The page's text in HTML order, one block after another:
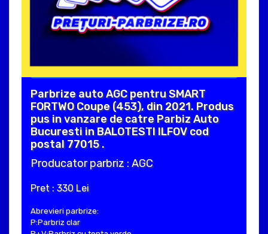
Parbrize auto AGC pentru SMART
FORTWO Coupe (453), din 2021. Produs
pus in vanzare de catre Parbiz Auto
Bucuresti in BALOTESTI ILFOV cod
postal 77015 .
Producator parbriz : AGC
Pret : 330 Lei
Abrevieri parbrize:
P:Parbriz clar